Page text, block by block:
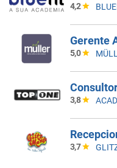
4,2
Gerente
5,0
3,8
3,7